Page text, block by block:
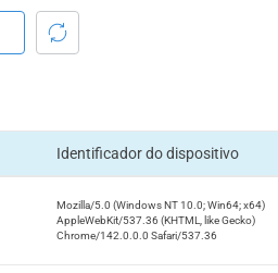
Identificador do dispositivo
Mozilla/5.0 (Windows NT 10.0; Win64; x64)
AppleWebKit/537.36 (KHTML, like Gecko)
Chrome/142.0.0.0 Safari/537.36